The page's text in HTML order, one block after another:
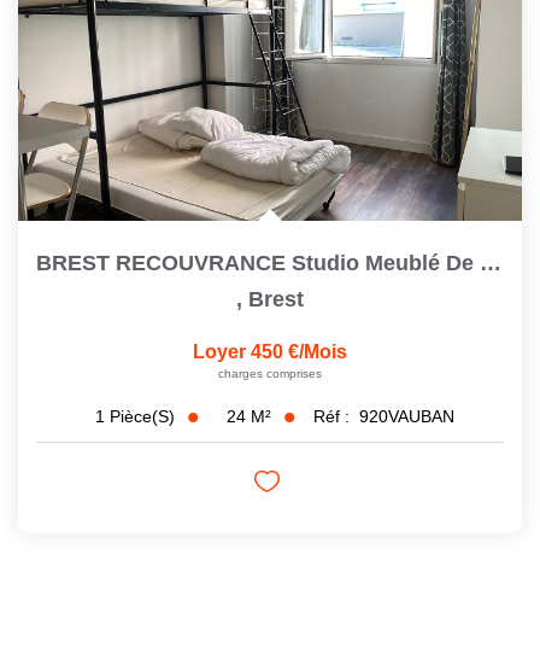
BREST RECOUVRANCE Studio Meublé De 23,6 M2
, Brest
Loyer 450 €/mois
charges comprises
1 Pièce(s) 24 M² Réf : 920VAUBAN